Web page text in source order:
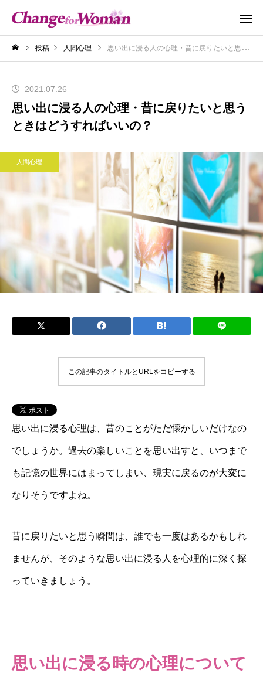
投稿 人間心理 思い出に浸る人の心理・昔に戻りたいと思うときはどうすればいいの？
2021.07.26
思い出に浸る人の心理・昔に戻りたいと思う
ときはどうすればいいの？
人間心理
この記事のタイトルとURLをコピーする
思い出に浸る心理は、昔のことがただ懐かしいだけなの
でしょうか。過去の楽しいことを思い出すと、いつまで
も記憶の世界にはまってしまい、現実に戻るのが大変に
なりそうですよね。
昔に戻りたいと思う瞬間は、誰でも一度はあるかもしれ
ませんが、そのような思い出に浸る人を心理的に深く探
っていきましょう。
思い出に浸る時の心理について